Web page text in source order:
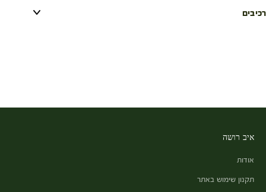
רכיבים
איב רושה
אודות
תקנון שימוש באתר